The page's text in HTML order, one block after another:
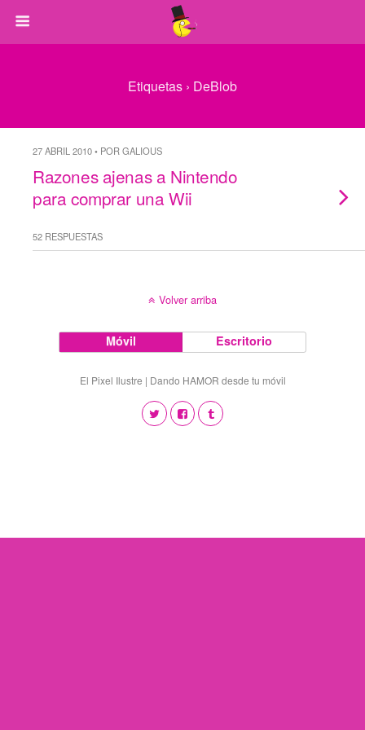
Etiquetas › DeBlob
27 ABRIL 2010 • POR GALIOUS
Razones ajenas a Nintendo
para comprar una Wii
52 RESPUESTAS
Volver arriba
Móvil Escritorio
El Pixel Ilustre | Dando HAMOR desde tu móvil